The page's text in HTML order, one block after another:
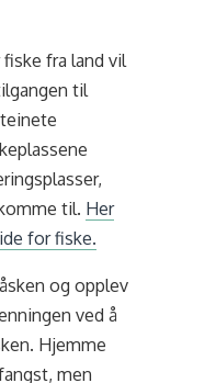
fra land vil
til
til. Her
for fiske.
og opplev
ved å
Hjemme
men